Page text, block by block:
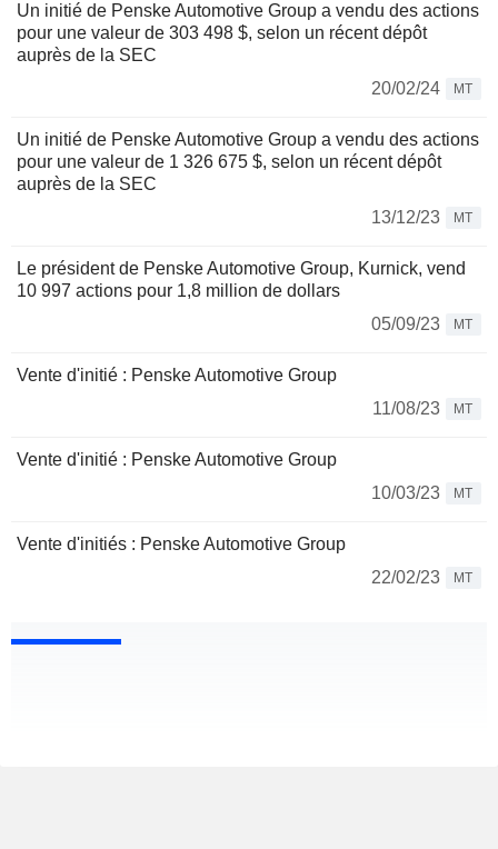
Un initié de Penske Automotive Group a vendu des actions
pour une valeur de 303 498 $, selon un récent dépôt
auprès de la SEC
20/02/24
MT
Un initié de Penske Automotive Group a vendu des actions
pour une valeur de 1 326 675 $, selon un récent dépôt
auprès de la SEC
13/12/23
MT
Le président de Penske Automotive Group, Kurnick, vend
10 997 actions pour 1,8 million de dollars
05/09/23
MT
Vente d'initié : Penske Automotive Group
11/08/23
MT
Vente d'initié : Penske Automotive Group
10/03/23
MT
Vente d'initiés : Penske Automotive Group
22/02/23
MT